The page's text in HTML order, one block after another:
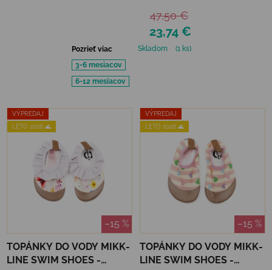
23,74 €
47,50 €
Pozrieť viac Skladom
(1 ks)
3-6 mesiacov
6-12 mesiacov
VÝPREDAJ
LETO 2026 🌊
–15 %
TOPÁNKY DO VODY MIKK-
LINE SWIM SHOES -
VÝPREDAJ
LETO 2026 🌊
–15 %
TOPÁNKY DO VODY MIKK-
LINE SWIM SHOES -